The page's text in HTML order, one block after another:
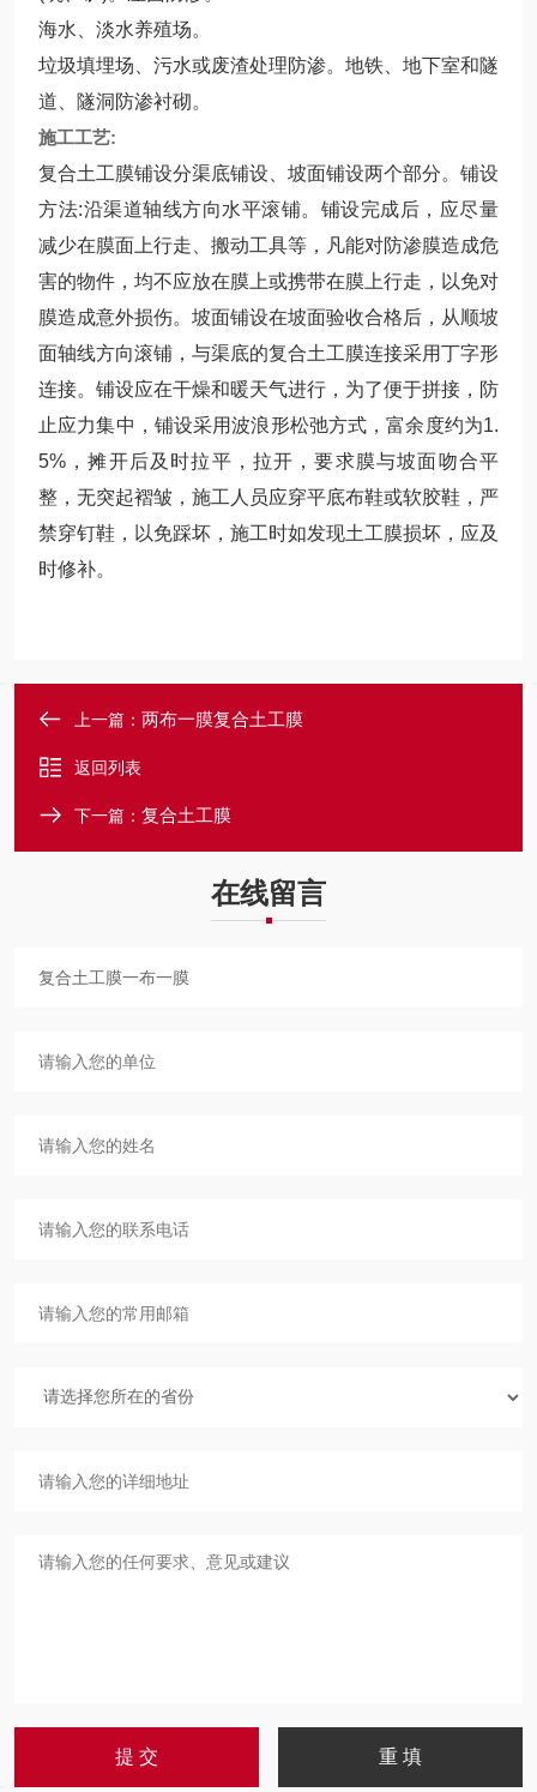
海水、淡水养殖场。
垃圾填埋场、污水或废渣处理防渗。地铁、地下室和隧
道、隧洞防渗衬砌。
施工工艺:
复合土工膜铺设分渠底铺设、坡面铺设两个部分。铺设
方法:沿渠道轴线方向水平滚铺。铺设完成后，应尽量
减少在膜面上行走、搬动工具等，凡能对防渗膜造成危
害的物件，均不应放在膜上或携带在膜上行走，以免对
膜造成意外损伤。坡面铺设在坡面验收合格后，从顺坡
面轴线方向滚铺，与渠底的复合土工膜连接采用丁字形
连接。铺设应在干燥和暖天气进行，为了便于拼接，防
止应力集中，铺设采用波浪形松弛方式，富余度约为1.
5%，摊开后及时拉平，拉开，要求膜与坡面吻合平
整，无突起褶皱，施工人员应穿平底布鞋或软胶鞋，严
禁穿钉鞋，以免踩坏，施工时如发现土工膜损坏，应及
时修补。
上一篇： 两布一膜复合土工膜
返回列表
下一篇： 复合土工膜
在线留言